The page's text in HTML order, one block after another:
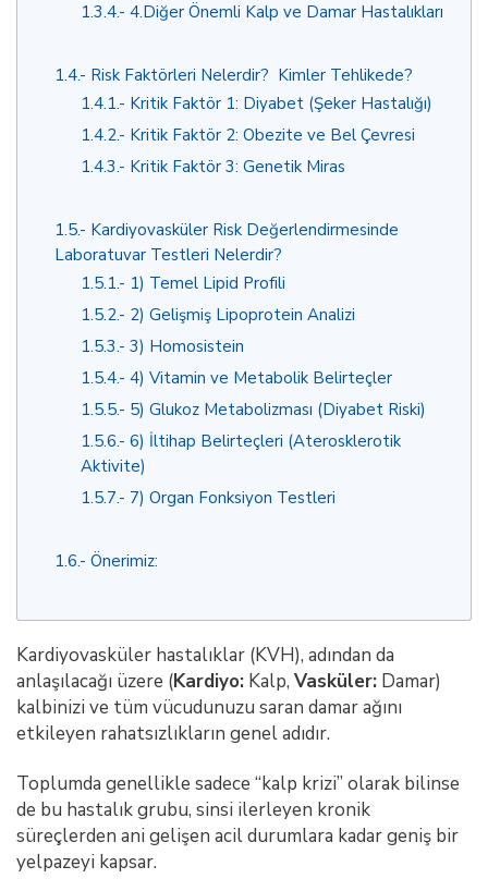
1.3.4. 4.Diğer Önemli Kalp ve Damar Hastalıkları
1.4. Risk Faktörleri Nelerdir? Kimler Tehlikede?
1.4.1. Kritik Faktör 1: Diyabet (Şeker Hastalığı)
1.4.2. Kritik Faktör 2: Obezite ve Bel Çevresi
1.4.3. Kritik Faktör 3: Genetik Miras
1.5. Kardiyovasküler Risk Değerlendirmesinde
Laboratuvar Testleri Nelerdir?
1.5.1. 1) Temel Lipid Profili
1.5.2. 2) Gelişmiş Lipoprotein Analizi
1.5.3. 3) Homosistein
1.5.4. 4) Vitamin ve Metabolik Belirteçler
1.5.5. 5) Glukoz Metabolizması (Diyabet Riski)
1.5.6. 6) İltihap Belirteçleri (Aterosklerotik
Aktivite)
1.5.7. 7) Organ Fonksiyon Testleri
1.6. Önerimiz:
Kardiyovasküler hastalıklar (KVH), adından da
anlaşılacağı üzere (Kardiyo: Kalp, Vasküler: Damar)
kalbinizi ve tüm vücudunuzu saran damar ağını
etkileyen rahatsızlıkların genel adıdır.
Toplumda genellikle sadece “kalp krizi” olarak bilinse
de bu hastalık grubu, sinsi ilerleyen kronik
süreçlerden ani gelişen acil durumlara kadar geniş bir
yelpazeyi kapsar.